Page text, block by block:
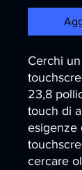
Cerchi
23,8
touch di
esigenze
cercare